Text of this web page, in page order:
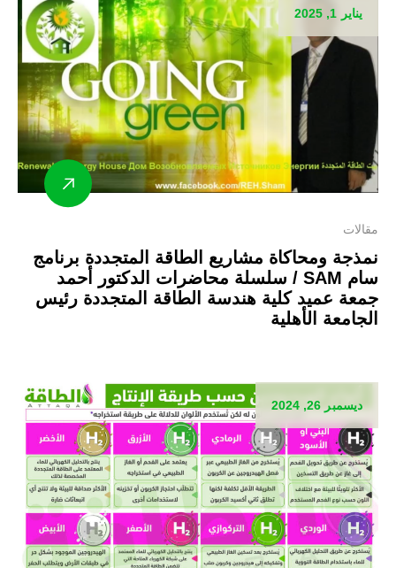
يناير 1, 2025
مقالات
نمذجة ومحاكاة مشاريع الطاقة المتجددة برنامج
سام SAM / سلسلة محاضرات الدكتور أحمد
جمعة عميد كلية هندسة الطاقة المتجددة رئيس
الجامعة الأهلية
ديسمبر 26, 2024